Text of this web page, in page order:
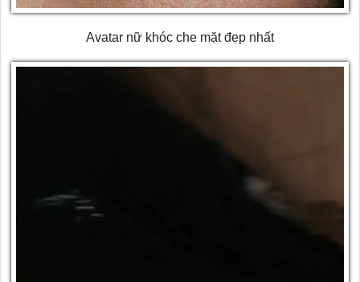
Avatar nữ khóc che mặt đẹp nhất